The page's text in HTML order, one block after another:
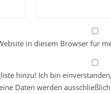
in diesem Browser für
hinzu! Ich bin
Daten werden